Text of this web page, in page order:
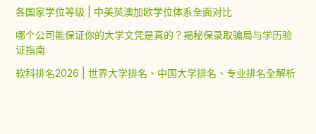
各国家学位等级 | 中美英澳加欧学位体系全面对比
哪个公司能保证你的大学文凭是真的？揭秘保录取骗局与学历验
证指南
软科排名2026 | 世界大学排名、中国大学排名、专业排名全解析